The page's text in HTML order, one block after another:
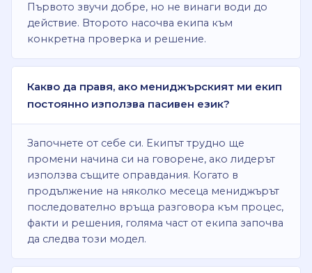
Първото звучи добре, но не винаги води до
действие. Второто насочва екипа към
конкретна проверка и решение.
Какво да правя, ако мениджърският ми екип
постоянно използва пасивен език?
Започнете от себе си. Екипът трудно ще
промени начина си на говорене, ако лидерът
използва същите оправдания. Когато в
продължение на няколко месеца мениджърът
последователно връща разговора към процес,
факти и решения, голяма част от екипа започва
да следва този модел.